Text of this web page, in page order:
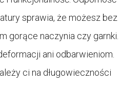
sprawia, że możesz bez
gorące naczynia czy garnki.
ani odbarwieniom.
ci na długowieczności